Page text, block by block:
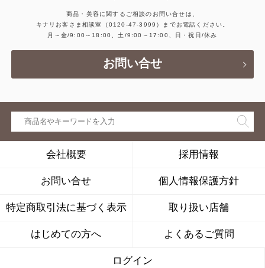
商品・美容に関するご相談のお問い合せは、
キナリお客さま相談室
（0120-47-3999）
までお電話ください。
月～金/9:00～18:00、土/9:00～17:00、日・祝日/休み
お問い合せ
会社概要 採用情報
お問い合せ 個人情報保護方針
特定商取引法に基づく表示 取り扱い店舗
はじめての方へ よくあるご質問
ログイン